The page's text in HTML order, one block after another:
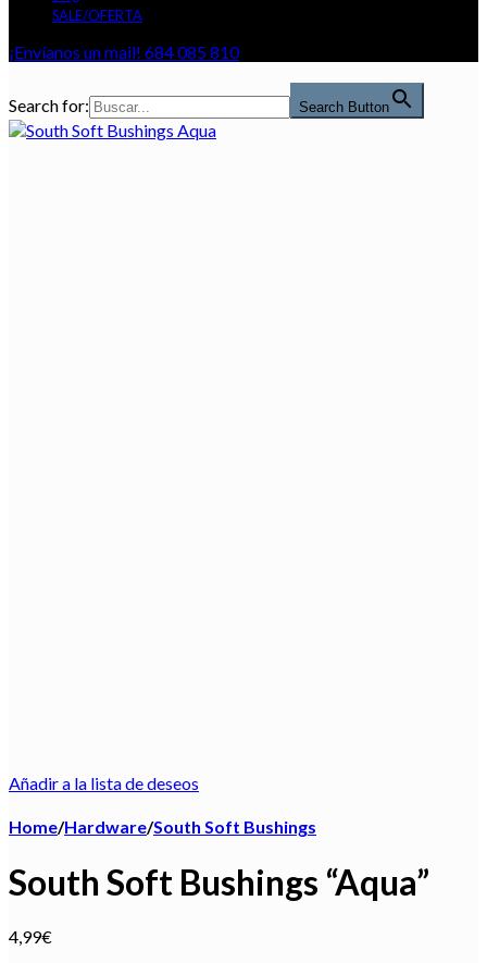
SALE/OFERTA
¡Envíanos un mail! 684 085 810
Search for: Search Button
Añadir a la lista de deseos
Home/Hardware/South Soft Bushings
South Soft Bushings “Aqua”
4,99€